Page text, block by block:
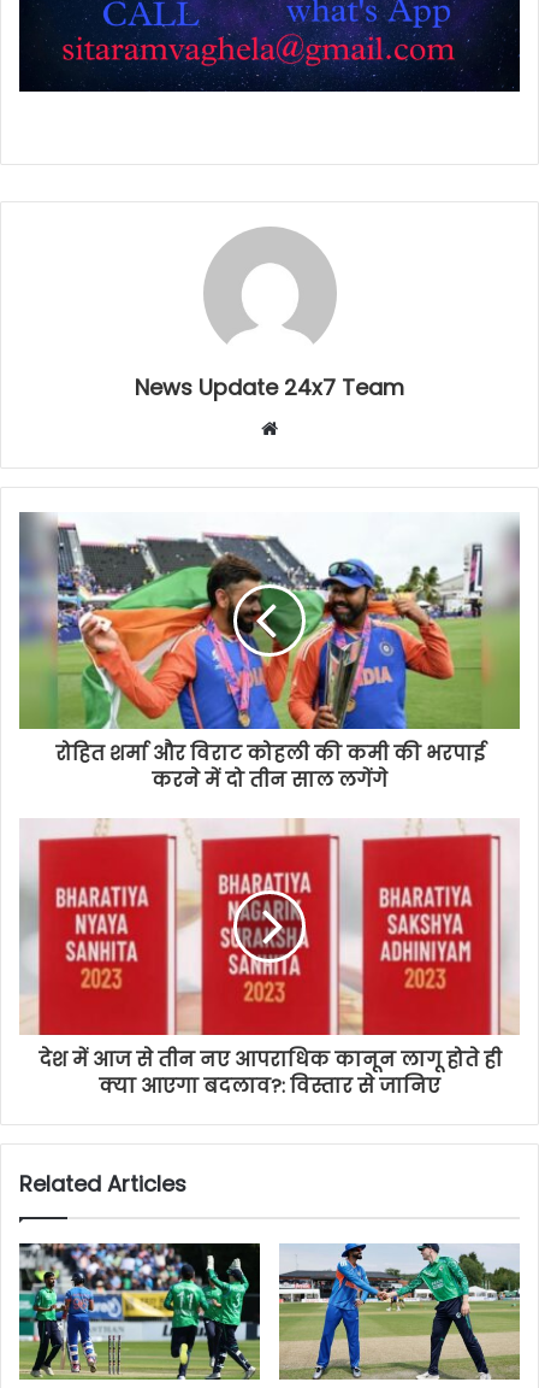
News Update 24x7 Team
Website
रोहित शर्मा और विराट कोहली की कमी की भरपाई
करने में दो तीन साल लगेंगे
देश में आज से तीन नए आपराधिक कानून लागू होते ही
क्या आएगा बदलाव?: विस्तार से जानिए
Related Articles